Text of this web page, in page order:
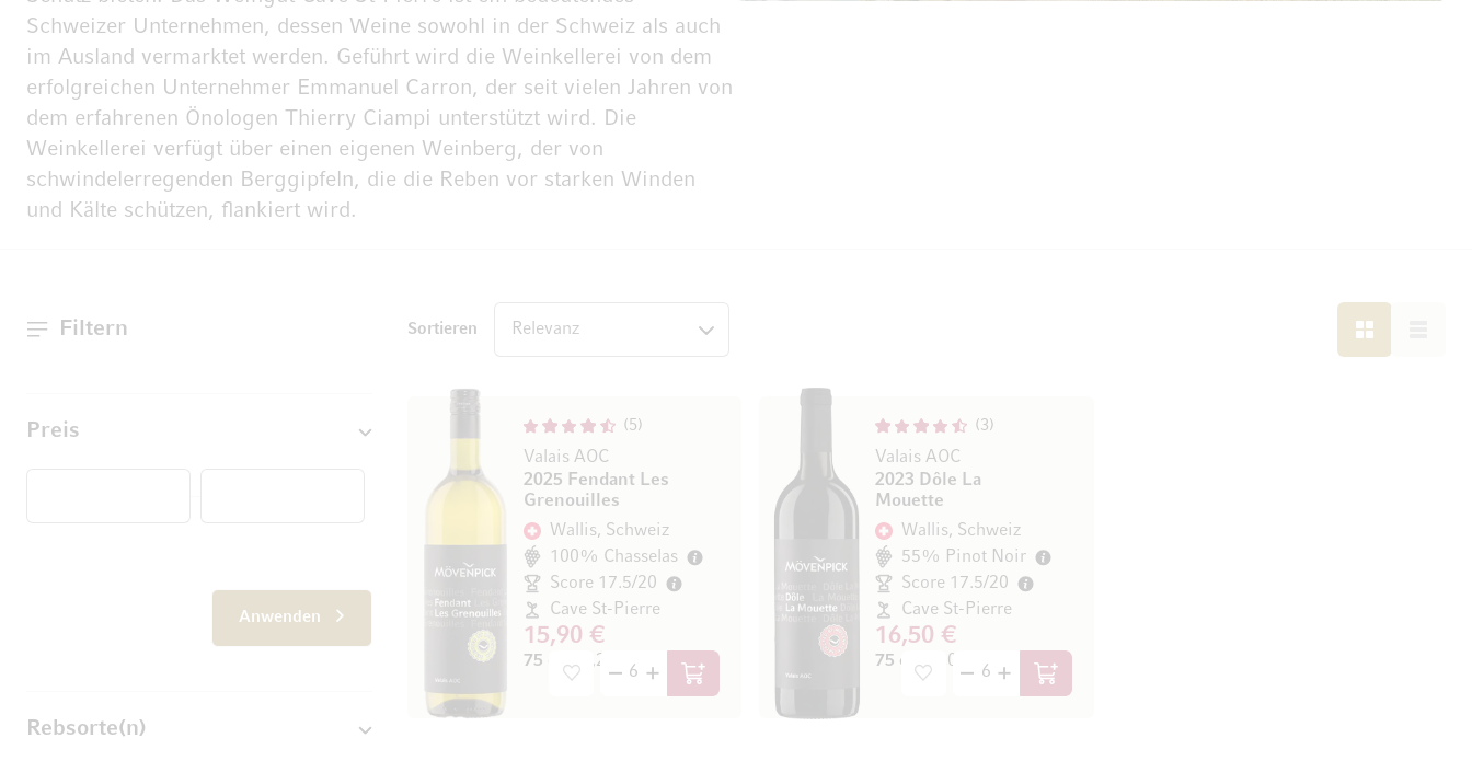
Schweizer Unternehmen, dessen Weine sowohl in der Schweiz als auch
im Ausland vermarktet werden. Geführt wird die Weinkellerei von dem
erfolgreichen Unternehmer Emmanuel Carron, der seit vielen Jahren von
dem erfahrenen Önologen Thierry Ciampi unterstützt wird. Die
Weinkellerei verfügt über einen eigenen Weinberg, der von
schwindelerregenden Berggipfeln, die die Reben vor starken Winden
und Kälte schützen, flankiert wird.
Filtern
Preis
Anwenden
Rebsorte(n)
Sortieren LISTE
5
Valais AOC
2025 Fendant Les
Grenouilles
Wallis, Schweiz
100% Chasselas
Score 17.5/20
Cave St-Pierre
15,90 €
75 cl (21,20 € / l)
In den Warenkorb
3
Valais AOC
2023 Dôle La
Mouette
Wallis, Schweiz
55% Pinot Noir
Score 17.5/20
Cave St-Pierre
16,50 €
75 cl (22,00 € / l)
In den Warenkorb